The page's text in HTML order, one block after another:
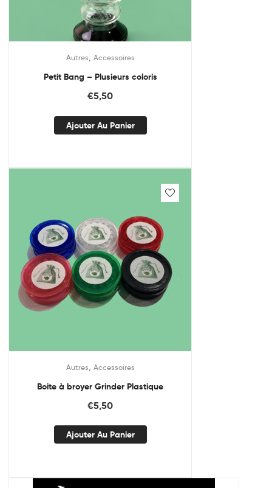
Autres, Accessoires
Petit Bang – Plusieurs coloris
€5,50
Ajouter Au Panier
Autres Accessoires
Boite à broyer Grinder Plastique
€5,50
Ajouter Au Panier